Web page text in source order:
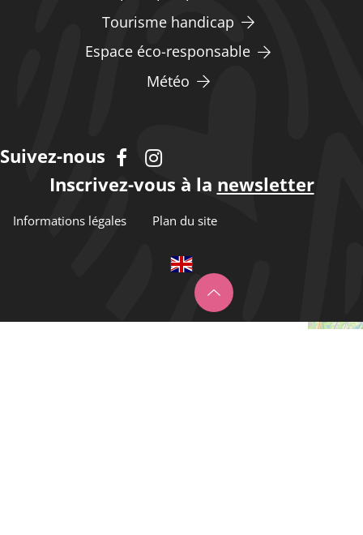
Tourisme handicap
Espace éco-responsable
Météo
Suivez-nous
Inscrivez-vous à la newsletter
Informations légales Plan du site